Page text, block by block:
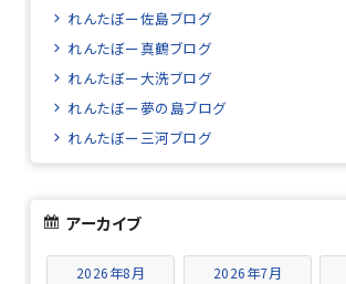
れんたぼー佐島ブログ
れんたぼー真鶴ブログ
れんたぼー大洗ブログ
れんたぼー夢の島ブログ
れんたぼー三河ブログ
アーカイブ
2026年8月 2026年7月